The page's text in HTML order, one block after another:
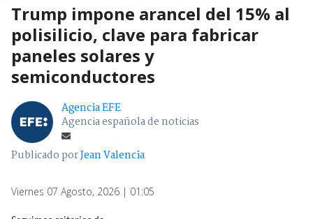
Trump impone arancel del 15% al
polisilicio, clave para fabricar
paneles solares y
semiconductores
Agencia EFE
Agencia española de noticias
Publicado porJean Valencia
Viernes 07 Agosto, 2026 | 01:05